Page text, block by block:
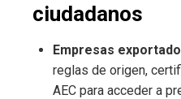
ciudadanos
Empresas
reglas de origen,
AEC para acceder a